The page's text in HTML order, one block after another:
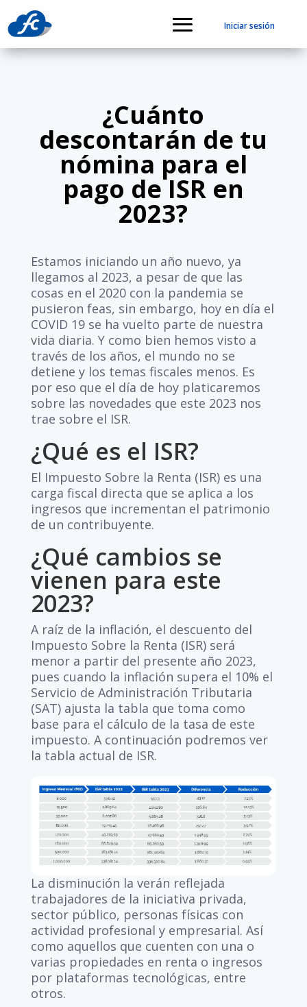
Iniciar sesión
¿Cuánto
descontarán de tu
nómina para el
pago de ISR en
2023?
Estamos iniciando un año nuevo, ya
llegamos al 2023, a pesar de que las
cosas en el 2020 con la pandemia se
pusieron feas, sin embargo, hoy en día el
COVID 19 se ha vuelto parte de nuestra
vida diaria. Y como bien hemos visto a
través de los años, el mundo no se
detiene y los temas fiscales menos. Es
por eso que el día de hoy platicaremos
sobre las novedades que este 2023 nos
trae sobre el ISR.
¿Qué es el ISR?
El Impuesto Sobre la Renta (ISR) es una
carga fiscal directa que se aplica a los
ingresos que incrementan el patrimonio
de un contribuyente.
¿Qué cambios se
vienen para este
2023?
A raíz de la inflación, el descuento del
Impuesto Sobre la Renta (ISR) será
menor a partir del presente año 2023,
pues cuando la inflación supera el 10% el
Servicio de Administración Tributaria
(SAT) ajusta la tabla que toma como
base para el cálculo de la tasa de este
impuesto. A continuación podremos ver
la tabla actual de ISR.
La disminución la verán reflejada
trabajadores de la iniciativa privada,
sector público, personas físicas con
actividad profesional y empresarial. Así
como aquellos que cuenten con una o
varias propiedades en renta o ingresos
por plataformas tecnológicas, entre
otros.